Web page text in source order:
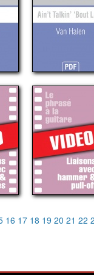
16 17 18 19 20 21 22